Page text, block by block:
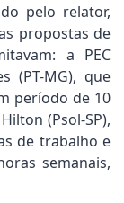
pelo relator,
propostas de
a PEC
(PT-MG), que
período de 10
(Psol-SP),
de trabalho e
semanais,